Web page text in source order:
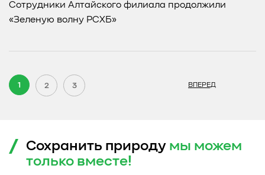
Сотрудники Алтайского филиала продолжили
«Зеленую волну РСХБ»
1 2 3 ВПЕРЕД
Сохранить природу мы можем
только вместе!